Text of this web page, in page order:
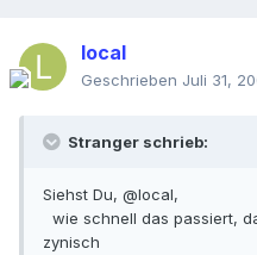
local
Geschrieben Juli 31,
Stranger schrieb:
Siehst Du, @local,
wie schnell das passiert,
zynisch